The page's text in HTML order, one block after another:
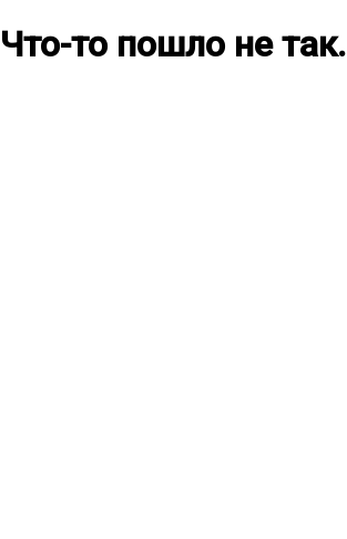
Что-то пошло не так.